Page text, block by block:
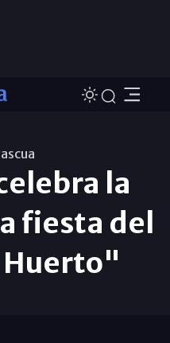
la
fiesta del